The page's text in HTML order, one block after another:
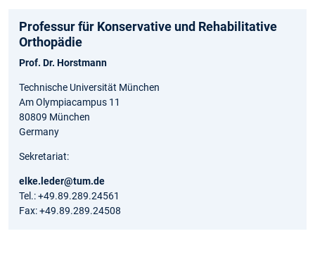
Professur für Konservative und Rehabilitative
Orthopädie
Prof. Dr. Horstmann
Technische Universität München
Am Olympiacampus 11
80809 München
Germany
Sekretariat:
elke.leder@tum.de
Tel.: +49.89.289.24561
Fax: +49.89.289.24508